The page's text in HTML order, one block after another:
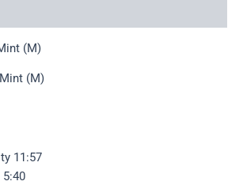
(M)
Mint (M)
11:57
5:40